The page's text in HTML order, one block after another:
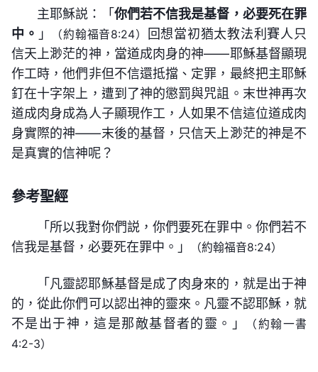
可非議地説，你是一個超級不現實的空想家。若現在
你仍然守着不能使人活着的字句，那你就是一個不可
救藥的朽木了，因為你太守舊了，你太頑固了，你太
不可理喻了！
些不能作神的工作却自稱為基督的人才是冒牌貨。所
謂的基督不僅僅就是神在地上的彰顯，而是神在地上
開展工作完成他在人中間作工的特有的肉身。這個肉
身不是任何人都能代替的，而是足可擔當神在地上的
工作的肉身，是可以發表神性情的肉身，是足可以代
表神的肉身，是能供應人生命的肉身。那些假冒基督
的人早晚都會倒下的，因為他們雖稱基督却絲毫不具
是由神自己來作回答，由神自己來作决定。這樣，你
若真的想尋找生命的道，你首先得承認神是來在人間
作賜人生命之道的工作，而且是末世來在人間賜給人
末世的基督帶來的是生命，帶來的是長久的永遠
的真理之道，這真理就是人得着生命的途徑，是人認
識神被神稱許的唯一途徑。你若不尋求末世的基督供
神道成肉身完成什麽工作呢？今天神道成肉身主要是
為了完成「話在肉身顯現」這工作，用話語來成全
人，讓人接受話語的對付，接受話語的熬煉，在他的
話中讓你得着供應、得着生命，在他的話裏讓你看見
他的作工、他的作為。神用話來刑罰你，來熬煉你，
所以，就是你受痛苦也是因着神的話而受的。今天神
作工不是用事實，而是用話語，話語臨到你之後，聖
有神的話語才能把你帶進實際，只有神的話語才能成
全你。
——《話・卷一 神的顯現與作工・話語成就一切》
末了的工作就是説話，藉着説話人就能達到很大
的變化。現在這些人接受這些話語之後所得着的變
化，就比恩典時代人接受那些神迹奇事之後所得的變
化大得多。因為在恩典時代按手禱告鬼就從人身上出
去了，但人裏面那些敗壞性情依舊存在，人的病是得
脱去裏面的撒但敗壞性情，這些工作在人身上還没有
作，人只是因信得救，因信罪得赦免，但人犯罪的本
性仍没有除去，仍在人的裏面存在。人的罪是藉着神
了。人犯罪能藉着贖罪祭而得着赦免，但究竟如何能
使人不犯罪，使人的罪性完全脱去，使人的罪性能够
有所變化，對這個問題人没法解决。人的罪是得着了
主耶穌説：「 你們若不信我是基督，必要死在罪
中。 」 （約翰福音8:24）
回想當初猶太教法利賽人只
信天上渺茫的神，當道成肉身的神——耶穌基督顯現
作工時，他們非但不信還抵擋、定罪，最終把主耶穌
釘在十字架上，遭到了神的懲罰與咒詛。末世神再次
道成肉身成為人子顯現作工，人如果不信這位道成肉
身實際的神——末後的基督，只信天上渺茫的神是不
是真實的信神呢？
參考聖經
「所以我對你們説，你們要死在罪中。你們若不
信我是基督，必要死在罪中。」
（約翰福音8:24）
「凡靈認耶穌基督是成了肉身來的，就是出于神
的，從此你們可以認出神的靈來。凡靈不認耶穌，就
不是出于神，這是那敵基督者的靈。」
（約翰一書
4:2-3）